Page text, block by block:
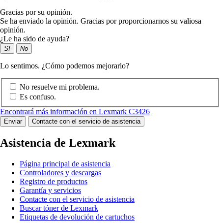
Gracias por su opinión.
Se ha enviado la opinión. Gracias por proporcionarnos su valiosa
opinión.
¿Le ha sido de ayuda?
Sí No
Lo sentimos. ¿Cómo podemos mejorarlo?
No resuelve mi problema.
Es confuso.
Encontrará más información en Lexmark C3426
Enviar Contacte con el servicio de asistencia
Asistencia de Lexmark
Página principal de asistencia
Controladores y descargas
Registro de productos
Garantía y servicios
Contacte con el servicio de asistencia
Buscar tóner de Lexmark
Etiquetas de devolución de cartuchos